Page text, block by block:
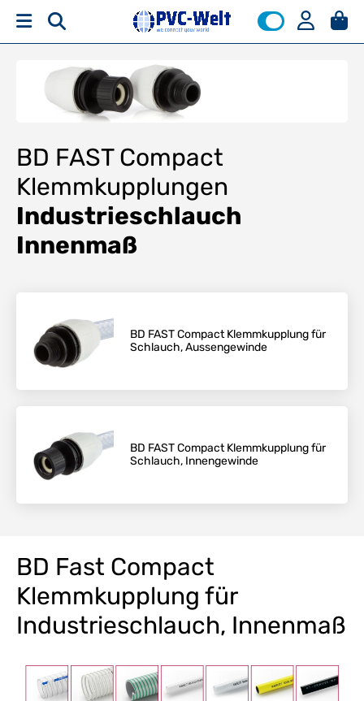
BD FAST Compact
Klemmkupplungen
Industrieschlauch
Innenmaß
BD FAST Compact Klemmkupplung für
Schlauch, Aussengewinde
BD FAST Compact Klemmkupplung für
Schlauch, Innengewinde
BD Fast Compact
Klemmkupplung für
Industrieschlauch, Innenmaß